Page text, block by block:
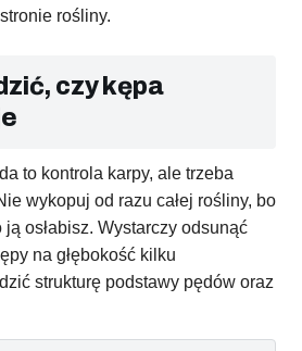
rośliny.
czy kępa
to kontrola karpy, ale trzeba
wykopuj od razu całej rośliny, bo
osłabisz. Wystarczy odsunąć
na głębokość kilku
strukturę podstawy pędów oraz